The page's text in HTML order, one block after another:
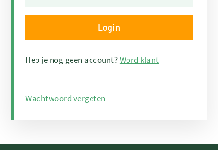
Heb je nog geen account?Word klant
Wachtwoord vergeten